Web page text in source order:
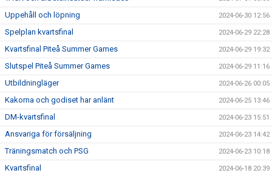
Uppehåll och löpning 2024-06-30 12:56
Spelplan kvartsfinal 2024-06-29 22:28
Kvartsfinal Piteå Summer Games 2024-06-29 19:32
Slutspel Piteå Summer Games 2024-06-29 11:16
Utbildningläger 2024-06-26 00:05
Kakorna och godiset har anlänt 2024-06-25 13:46
DM-kvartsfinal 2024-06-23 15:51
Ansvariga för försäljning 2024-06-23 14:42
Träningsmatch och PSG 2024-06-23 10:18
Kvartsfinal 2024-06-18 20:39